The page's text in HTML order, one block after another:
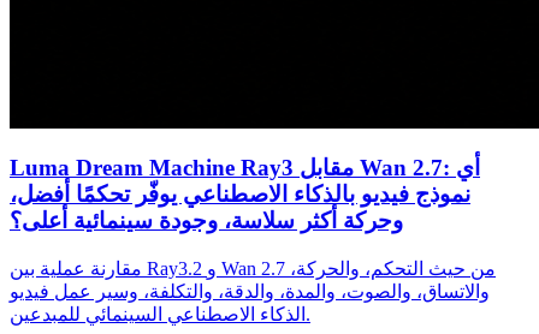
Luma Dream Machine Ray3 مقابل Wan 2.7: أي
نموذج فيديو بالذكاء الاصطناعي يوفّر تحكمًا أفضل،
وحركة أكثر سلاسة، وجودة سينمائية أعلى؟
مقارنة عملية بين Ray3.2 و Wan 2.7 من حيث التحكم، والحركة،
والاتساق، والصوت، والمدة، والدقة، والتكلفة، وسير عمل فيديو
الذكاء الاصطناعي السينمائي للمبدعين.